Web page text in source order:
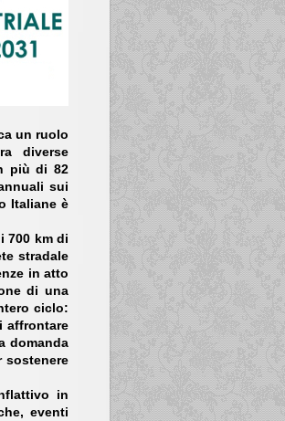
un ruolo
diverse
più di 82
sui
Italiane è
700 km di
stradale
in atto
di una
ciclo:
affrontare
domanda
sostenere
in
eventi